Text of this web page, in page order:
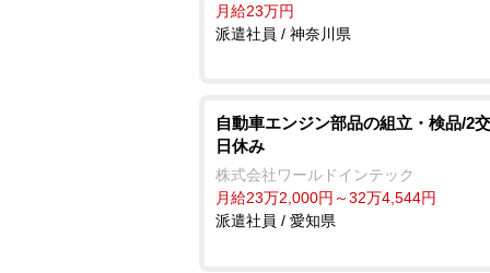
月給23万円
派遣社員 / 神奈川県
自動車エンジン部品の組立・検品/2
日休み
株式会社ワールドインテック
月給23万2,000円～32万4,544円
派遣社員 / 愛知県